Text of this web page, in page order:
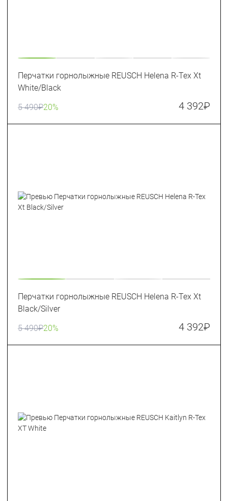
Перчатки горнолыжные REUSCH Helena R-Tex Xt
White/Black
5 490₽20% 4 392₽
Перчатки горнолыжные REUSCH Helena R-Tex Xt
Black/Silver
5 490₽20% 4 392₽